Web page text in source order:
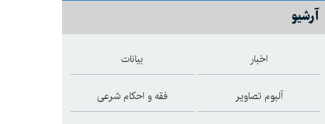
آرشیو
اخبار بیانات
آلبوم تصاویر فقه و احکام شرعی